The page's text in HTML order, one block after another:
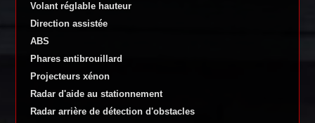
Volant réglable hauteur
Direction assistée
ABS
Phares antibrouillard
Projecteurs xénon
Radar d'aide au stationnement
Radar arrière de détection d'obstacles